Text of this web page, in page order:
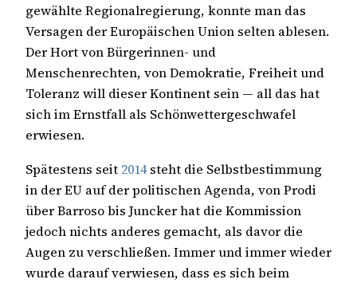
gewählte Regionalregierung, konnte man das
Versagen der Europäischen Union selten ablesen.
Der Hort von Bürgerinnen- und
Menschenrechten, von Demokratie, Freiheit und
Toleranz will dieser Kontinent sein — all das hat
sich im Ernstfall als Schönwettergeschwafel
erwiesen.
Spätestens seit 2014steht die Selbstbestimmung
in der EU auf der politischen Agenda, von Prodi
über Barroso bis Juncker hat die Kommission
jedoch nichts anderes gemacht, als davor die
Augen zu verschließen. Immer und immer wieder
wurde darauf verwiesen, dass es sich beim